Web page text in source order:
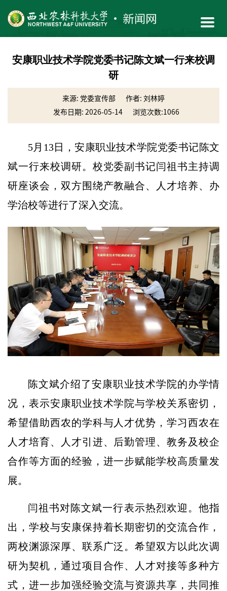
安康职业技术学院党委书记陈文斌一行来校调
研
来源: 党委宣传部
作者: 刘林婷
发布日期: 2026-05-14
浏览次数:1066
5月13日，安康职业技术学院党委书记陈文
斌一行来校调研。校党委副书记闫祖书主持调
研座谈会，双方围绕产教融合、人才培养、办
学治校等进行了深入交流。
陈文斌介绍了安康职业技术学院的办学情
况，表示安康职业技术学院与学校关系密切，
希望借助西农的学科与人才优势，学习西农在
人才培育、人才引进、后勤管理、教务及校企
合作等方面的经验，进一步赋能学校高质量发
展。
闫祖书对陈文斌一行表示热烈欢迎。他指
出，学校与安康保持着长期密切的交流合作，
两校渊源深厚、联系广泛。希望双方以此次调
研为契机，通过项目合作、人才对接等多种方
式，进一步加强经验交流与资源共享，共同推